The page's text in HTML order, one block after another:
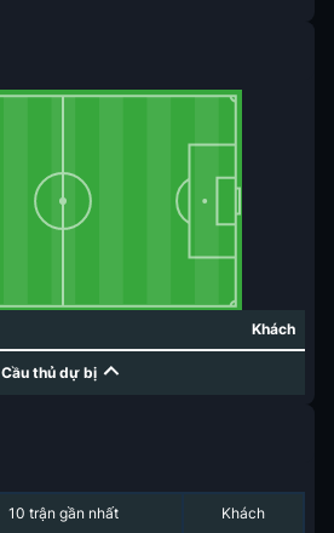
Khách
Cầu thủ dự bị
10 trận gần nhất Khách